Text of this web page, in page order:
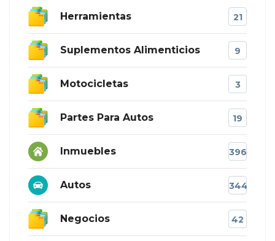
Herramientas 21
Suplementos Alimenticios 9
Motocicletas 3
Partes Para Autos 19
Inmuebles 396
Autos 344
Negocios 42